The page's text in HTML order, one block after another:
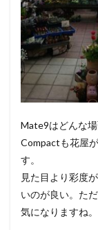
Mate9はどんな
Compactも花屋
す。
見た目より彩度
いのが良い。た
気になりますね。